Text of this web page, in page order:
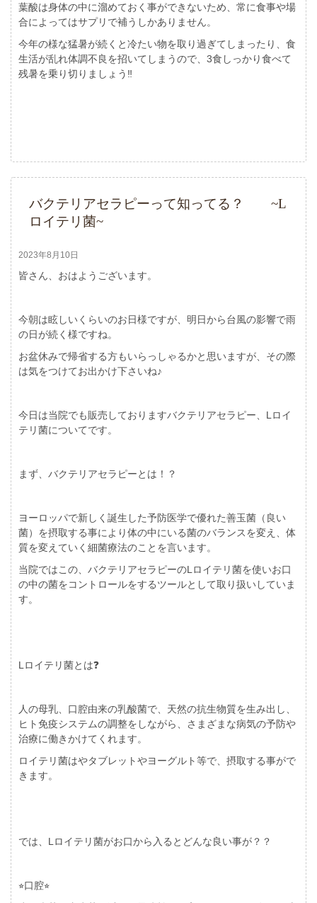
葉酸は身体の中に溜めておく事ができないため、常に食事や場
合によってはサプリで補うしかありません。
今年の様な猛暑が続くと冷たい物を取り過ぎてしまったり、食
生活が乱れ体調不良を招いてしまうので、3食しっかり食べて
残暑を乗り切りましょう‼︎
バクテリアセラピーって知ってる？ ~L
ロイテリ菌~
2023年8月10日
皆さん、おはようございます。
今朝は眩しいくらいのお日様ですが、明日から台風の影響で雨
の日が続く様ですね。
お盆休みで帰省する方もいらっしゃるかと思いますが、その際
は気をつけてお出かけ下さいね♪
今日は当院でも販売しており ますバクテリアセラピー、 L ロイ
テリ菌についてです。
まず、バクテリアセラピーとは！？
ヨーロッパで新しく誕生した予防医学で優れた善玉菌（良い
菌）を摂取する事により体の中にいる菌のバランスを変え、体
質を変えていく細菌療法のことを言います。
当院ではこの、バクテリアセラピーのL ロイテリ菌を使いお口
の中の菌をコントロールをするツールとして取り扱いしていま
す。
L ロイテリ菌とは❓
人の母乳、口腔由来の乳酸菌で、天然の抗生物質を生み出し、
ヒト免疫システムの調整をしながら、さまざまな病気の予防や
治療に働きかけてくれます。
ロイテリ菌はやタブレットやヨーグルト等で、摂取する事がで
きます。
では、 L ロイテリ菌がお口から入るとどんな良い事が？？
⭐︎口腔⭐︎